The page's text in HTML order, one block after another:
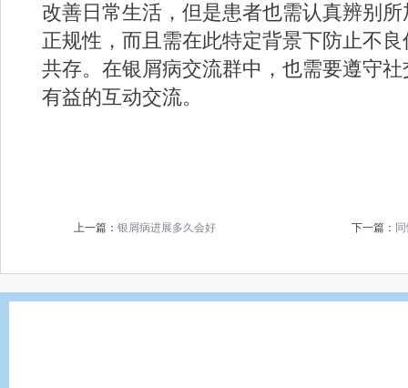
改善日常生活，但是患者也需认真辨别
正规性，而且需在此特定背景下防止不
共存。在银屑病交流群中，也需要遵守
有益的互动交流。
上一篇： 银屑病进展多久会好 下一篇：